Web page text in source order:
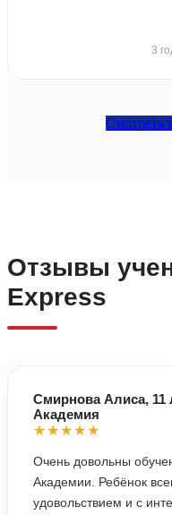
3
Смотреть
Отзывы
Express
Смирнова Алиса, 11
Академия
★★★★★
Очень довольны
Академии. Ребёнок
удовольствием и с